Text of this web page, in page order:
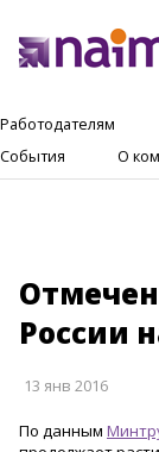
Работодателям
События
О
России
13 янв 2016
По данным